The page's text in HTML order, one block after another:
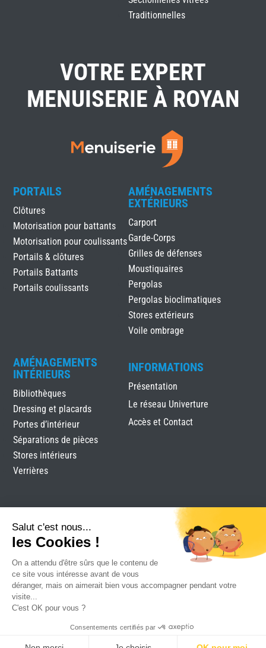
Traditionnelles
VOTRE EXPERT
MENUISERIE À ROYAN
PORTAILS
Clôtures
Motorisation pour battants
Motorisation pour coulissants
Portails & clôtures
Portails Battants
Portails coulissants
AMÉNAGEMENTS
EXTÉRIEURS
Carport
Garde-Corps
Grilles de défenses
Moustiquaires
Pergolas
Pergolas bioclimatiques
Stores extérieurs
Voile ombrage
AMÉNAGEMENTS
INTÉRIEURS
Bibliothèques
Dressing et placards
Portes d’intérieur
Séparations de pièces
Stores intérieurs
Verrières
INFORMATIONS
Présentation
Le réseau Univerture
Accès et Contact
Labels Menuiserie Royan|Mentions légales
site|Réalisation Attraptemps
Salut c'est nous...
les Cookies !
On a attendu d'être sûrs que le contenu de
ce site vous intéresse avant de vous
déranger, mais on aimerait bien vous accompagner pendant votre
visite...
C'est OK pour vous ?
Consentements certifiés par